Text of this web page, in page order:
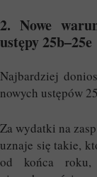
2. Nowe
ustępy 25b–25e
Najbardziej
nowych ustępów
Za wydatki na
uznaje się takie,
od końca roku,